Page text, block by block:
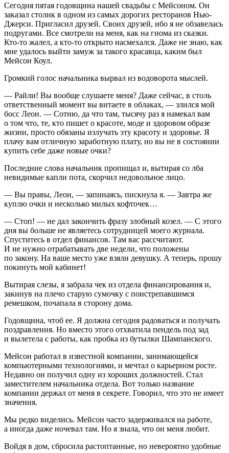
Сегодня пятая годовщина нашей свадьбы с Мейсоном. Он
заказал столик в одном из самых дорогих ресторанов Нью-
Джерси. Пригласил друзей. Своих друзей, ибо я не обзавелась
подругами. Все смотрели на меня, как на гнома из сказки.
Кто-то жалел, а кто-то открыто насмехался. Даже не знаю, как
мне удалось выйти замуж за такого красавца, каким был
Мейсон Коул.
Громкий голос начальника вырвал из водоворота мыслей.
— Райли! Вы вообще слушаете меня? Даже сейчас, в столь
ответственный момент вы витаете в облаках, — злился мой
босс Леон. — Сотню, да что там, тысячу раз я намекал вам
о том что, те, кто пишет о красоте, моде и здоровом образе
жизни, просто обязаны излучать эту красоту и здоровье. Я
плачу вам отличную заработную плату, но вы не в состоянии
купить себе даже новые очки?
Последние слова начальник пропищал и, вытирая со лба
невидимые капли пота, скорчил недовольное лицо.
— Вы правы, Леон, — запинаясь, пискнула я. — Завтра же
куплю очки и несколько милых кофточек…
— Стоп! — не дал закончить фразу злобный козел. — С этого
дня вы больше не являетесь сотрудницей моего журнала.
Спуститесь в отдел финансов. Там вас рассчитают.
И не нужно отрабатывать две недели, что положены
по закону. На ваше место уже взяли девушку. А теперь, прошу
покинуть мой кабинет!
Вытирая слезы, я забрала чек из отдела финансирования и,
закинув на плечо старую сумочку с поистрепавшимся
ремешком, почапала в сторону дома.
Годовщина, чтоб ее. Я должна сегодня радоваться и получать
поздравления. Но вместо этого отхватила пендель под зад
и вылетела с работы, как пробка из бутылки Шампанского.
Мейсон работал в известной компании, занимающейся
компьютерными технологиями, и мечтал о карьерном росте.
Недавно он получил одну из хороших должностей. Стал
заместителем начальника отдела. Вот только название
компании держал от меня в секрете. Говорил, что это не имеет
значения.
Мы редко виделись. Мейсон часто задерживался на работе,
а иногда даже ночевал там. Но я знала, что он меня любит.
Войдя в дом, сбросила растоптанные, но невероятно удобные